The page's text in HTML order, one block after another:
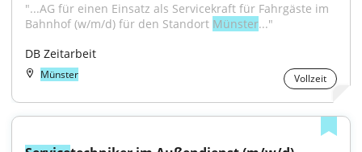
"...AG für einen Einsatz als Servicekraft für Fahrgäste im
Bahnhof (w/m/d) für den Standort Münster..."
DB Zeitarbeit
Münster Vollzeit